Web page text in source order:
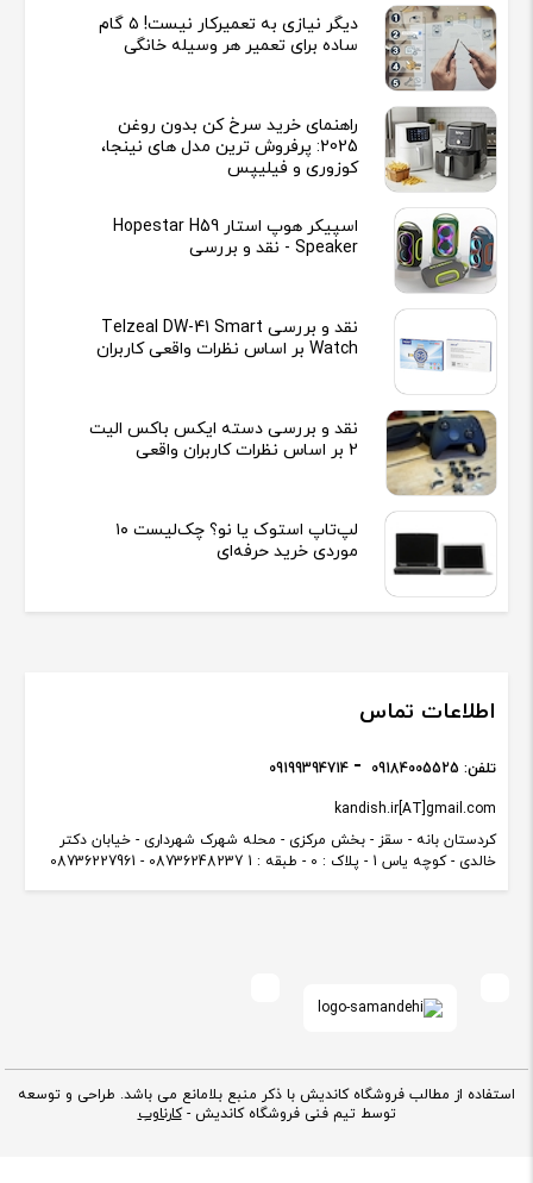
دیگر نیازی به تعمیرکار نیست! ۵ گام
ساده برای تعمیر هر وسیله خانگی
راهنمای خرید سرخ کن بدون روغن
2025: پرفروش ترین مدل های نینجا،
کوزوری و فیلیپس
اسپیکر هوپ استار Hopestar H59
Speaker - نقد و بررسی
نقد و بررسی Telzeal DW-41 Smart
Watch بر اساس نظرات واقعی کاربران
نقد و بررسی دسته ایکس باکس الیت
2 بر اساس نظرات کاربران واقعی
لپ‌تاپ استوک یا نو؟ چک‌لیست ۱۰
موردی خرید حرفه‌ای
اطلاعات تماس
کردستان بانه - سقز - بخش مرکزی - محله شهرک شهرداری - خیابان دکتر
خالدی - کوچه یاس 1 - پلاک : 0 - طبقه : 1 08736248237 - 08736227961
kandish.ir[AT]gmail.com
تلفن: 09184005525
09199394714
استفاده از مطالب فروشگاه کاندیش با ذکر منبع بلامانع می باشد. طراحی و توسعه
توسط تیم فنی فروشگاه کاندیش -کارناوب